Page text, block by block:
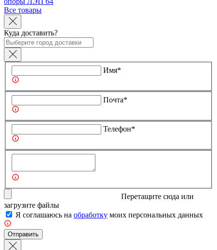
Все товары
Куда доставить?
Имя*
Почта*
Телефон*
Перетащите сюда или
загрузите файлы
Я соглашаюсь на обработку моих персональных данных
Отправить